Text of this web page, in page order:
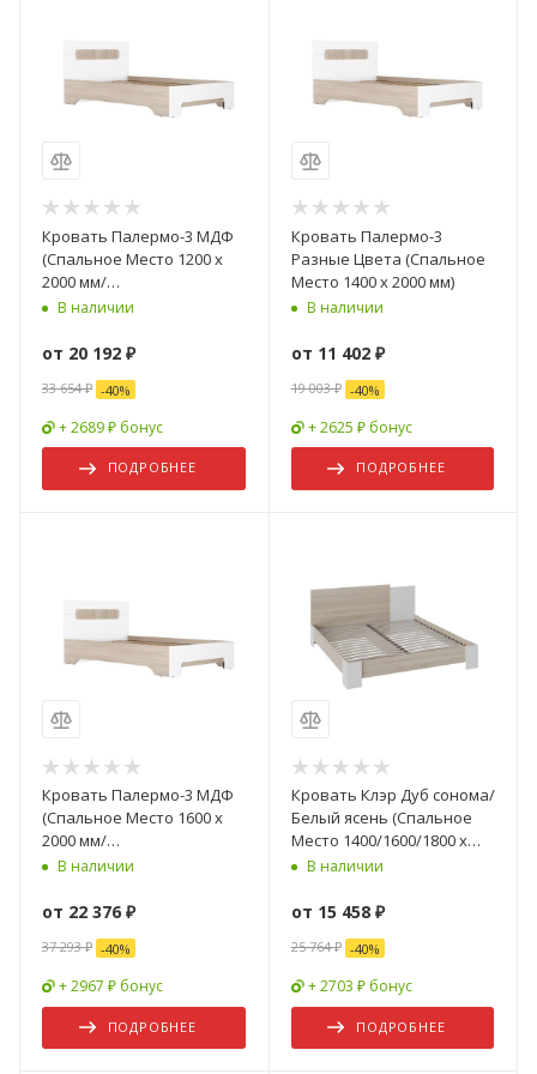
Кровать Палермо-3 МДФ
(Спальное Место 1200 х
2000 мм/
Ортопед.Основание)
В наличии
от 20 192 ₽
33 654 ₽ -40%
+ 2689 ₽ бонус
ПОДРОБНЕЕ
Кровать Палермо-3
Разные Цвета (Спальное
Место 1400 х 2000 мм)
В наличии
от 11 402 ₽
19 003 ₽ -40%
+ 2625 ₽ бонус
ПОДРОБНЕЕ
Кровать Палермо-3 МДФ
(Спальное Место 1600 х
2000 мм/
Ортопед.Основание)
В наличии
от 22 376 ₽
37 293 ₽ -40%
+ 2967 ₽ бонус
ПОДРОБНЕЕ
Кровать Клэр Дуб сонома/
Белый ясень (Спальное
Место 1400/1600/1800 х
2000 мм)
В наличии
от 15 458 ₽
25 764 ₽ -40%
+ 2703 ₽ бонус
ПОДРОБНЕЕ